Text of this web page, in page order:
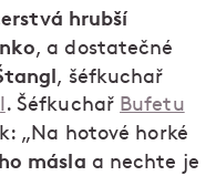
hrubší
, a dostatečné
, šéfkuchař
. Šéfkuchař Bufetu
„Na hotové horké
másla a nechte je